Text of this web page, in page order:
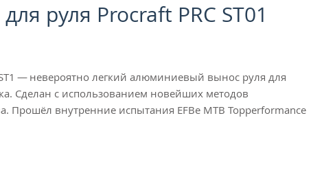
руля Procraft PRC ST01
— невероятно легкий алюминиевый вынос руля для
Сделан с использованием новейших методов
Прошёл внутренние испытания EFBe MTB Topperformance